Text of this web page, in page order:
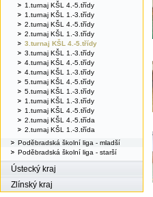
1.turnaj KŠL 4.-5.třídy
1.turnaj KŠL 1.-3.třídy
2.turnaj KŠL 4.-5.třídy
2.turnaj KŠL 1.-3.třídy
3.turnaj KŠL 4.-5.třídy
3.turnaj KŠL 1.-3.třídy
4.turnaj KŠL 4.-5.třídy
4.turnaj KŠL 1.-3.třídy
5.turnaj KŠL 4.-5.třídy
5.turnaj KŠL 1.-3.třídy
1.turnaj KŠL 1.-3.třídy
1.turnaj KŠL 4.-5.třídy
2.turnaj KŠL 4.-5.třída
2.turnaj KŠL 1.-3.třída
Poděbradská školní liga - mladší
Poděbradská školní liga - starší
Ústecký kraj
Zlínský kraj